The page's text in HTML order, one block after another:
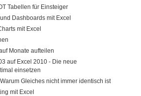
Tabellen für Einsteiger
Dashboards mit Excel
mit Excel
Monate aufteilen
auf Excel 2010 - Die neue
einsetzen
Gleiches nicht immer identisch ist
mit Excel